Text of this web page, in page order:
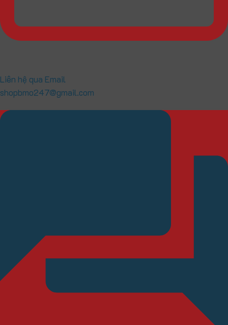
Liên hệ qua Email
shopbmo247@gmail.com